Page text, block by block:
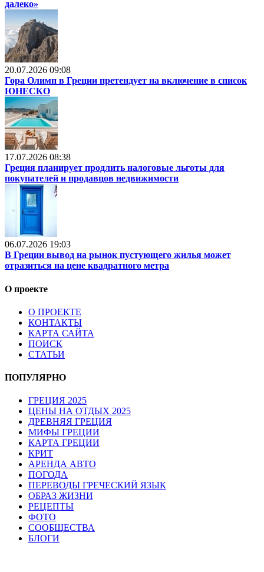
далеко»
20.07.2026 09:08
Гора Олимп в Греции претендует на включение в список
ЮНЕСКО
17.07.2026 08:38
Греция планирует продлить налоговые льготы для
покупателей и продавцов недвижимости
06.07.2026 19:03
В Греции вывод на рынок пустующего жилья может
отразиться на цене квадратного метра
О проекте
О ПРОЕКТЕ
КОНТАКТЫ
КАРТА САЙТА
ПОИСК
СТАТЬИ
ПОПУЛЯРНО
ГРЕЦИЯ 2025
ЦЕНЫ НА ОТДЫХ 2025
ДРЕВНЯЯ ГРЕЦИЯ
МИФЫ ГРЕЦИИ
КАРТА ГРЕЦИИ
КРИТ
АРЕНДА АВТО
ПОГОДА
ПЕРЕВОДЫ ГРЕЧЕСКИЙ ЯЗЫК
ОБРАЗ ЖИЗНИ
РЕЦЕПТЫ
ФОТО
СООБЩЕСТВА
БЛОГИ